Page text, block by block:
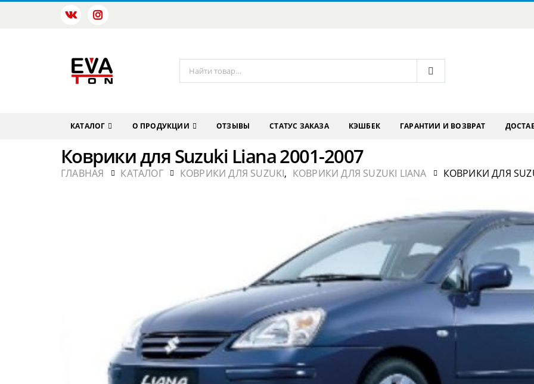
КАТАЛОГ О ПРОДУКЦИИ ОТЗЫВЫ СТАТУС ЗАКАЗА КЭШБЕК ГАРАНТИИ И ВОЗВРАТ
Коврики для Suzuki Liana 2001-2007
ГЛАВНАЯ КАТАЛОГ КОВРИКИ ДЛЯ SUZUKI, КОВРИКИ ДЛЯ SUZUKI LIANA КОВРИКИ ДЛЯ